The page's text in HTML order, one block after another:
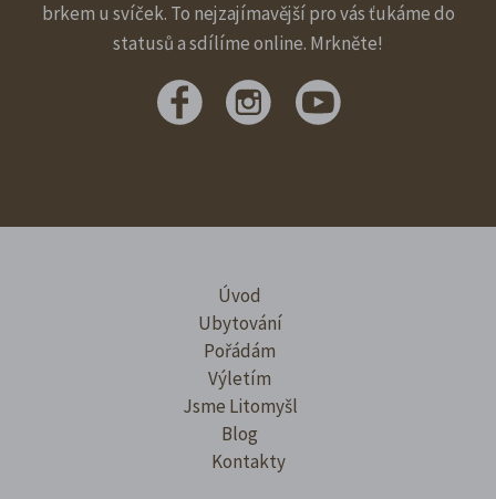
brkem u svíček. To nejzajímavější pro vás ťukáme do
statusů a sdílíme online. Mrkněte!
Úvod
Ubytování
Pořádám
Výletím
Jsme Litomyšl
Blog
Kontakty